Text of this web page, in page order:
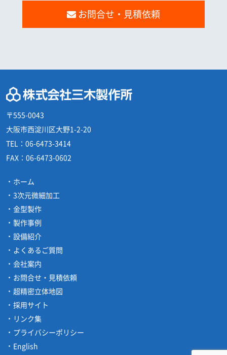
お問合せ・見積依頼
〒555-0043
大阪市西淀川区大野1-2-20
TEL： 06-6473-3414
FAX： 06-6473-0602
ホーム
3次元微細加工
金型製作
製作事例
設備紹介
よくあるご質問
会社案内
お問合せ・見積依頼
超精密立体地図
採用サイト
リンク集
プライバシーポリシー
English